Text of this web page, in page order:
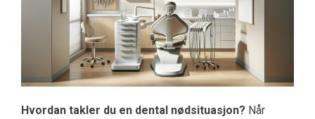
Hvordan takler du en dental nødsituasjon? Når